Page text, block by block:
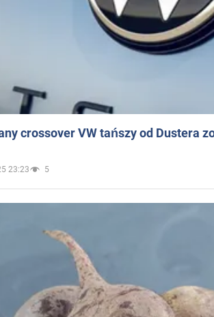
crossover VW tańszy od Dustera
23:23 5